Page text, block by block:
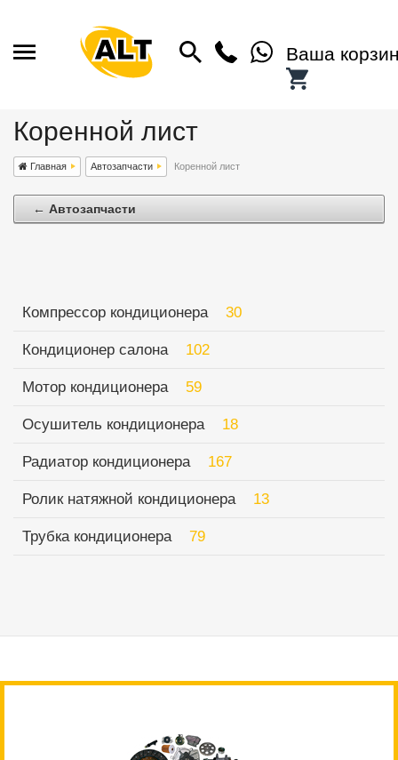
Ваша
Коренной лист
Главная Автозапчасти Коренной лист
← Автозапчасти
Компрессор кондиционера 30
Кондиционер салона 102
Мотор кондиционера 59
Осушитель кондиционера 18
Радиатор кондиционера 167
Ролик натяжной кондиционера 13
Трубка кондиционера 79